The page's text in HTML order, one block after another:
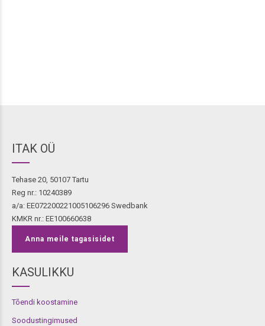
ITAK OÜ
Tehase 20, 50107 Tartu
Reg nr.: 10240389
a/a: EE072200221005106296 Swedbank
KMKR nr.: EE100660638
Anna meile tagasisidet
KASULIKKU
Tõendi koostamine
Soodustingimused